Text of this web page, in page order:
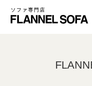
ソファ専門店